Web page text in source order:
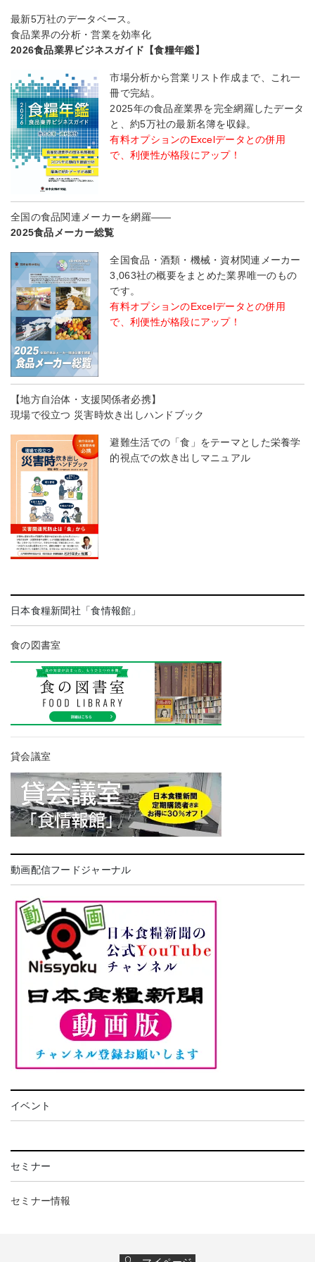
最新5万社のデータベース。
食品業界の分析・営業を効率化
2026食品業界ビジネスガイド【食糧年鑑】
市場分析から営業リスト作成まで、これ一
冊で完結。
2025年の食品産業界を完全網羅したデータ
と、約5万社の最新名簿を収録。
有料オプションのExcelデータとの併用
で、利便性が格段にアップ！
全国の食品関連メーカーを網羅――
2025食品メーカー総覧
全国食品・酒類・機械・資材関連メーカー
3,063社の概要をまとめた業界唯一のもの
です。
有料オプションのExcelデータとの併用
で、利便性が格段にアップ！
【地方自治体・支援関係者必携】
現場で役立つ 災害時炊き出しハンドブック
避難生活での「食」をテーマとした栄養学
的視点での炊き出しマニュアル
日本食糧新聞社「食情報館」
食の図書室
貸会議室
動画配信フードジャーナル
イベント
セミナー
セミナー情報